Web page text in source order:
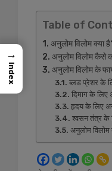
Table of
अनुलोम विलोम क्या
अनुलोम विलोम कैसे
अनुलोम विलोम के
ब्लड प्रेशर के
दिमाग के लिए
हृदय के लिए
श्वसन तंत्र के
अनुलोम
→
Index